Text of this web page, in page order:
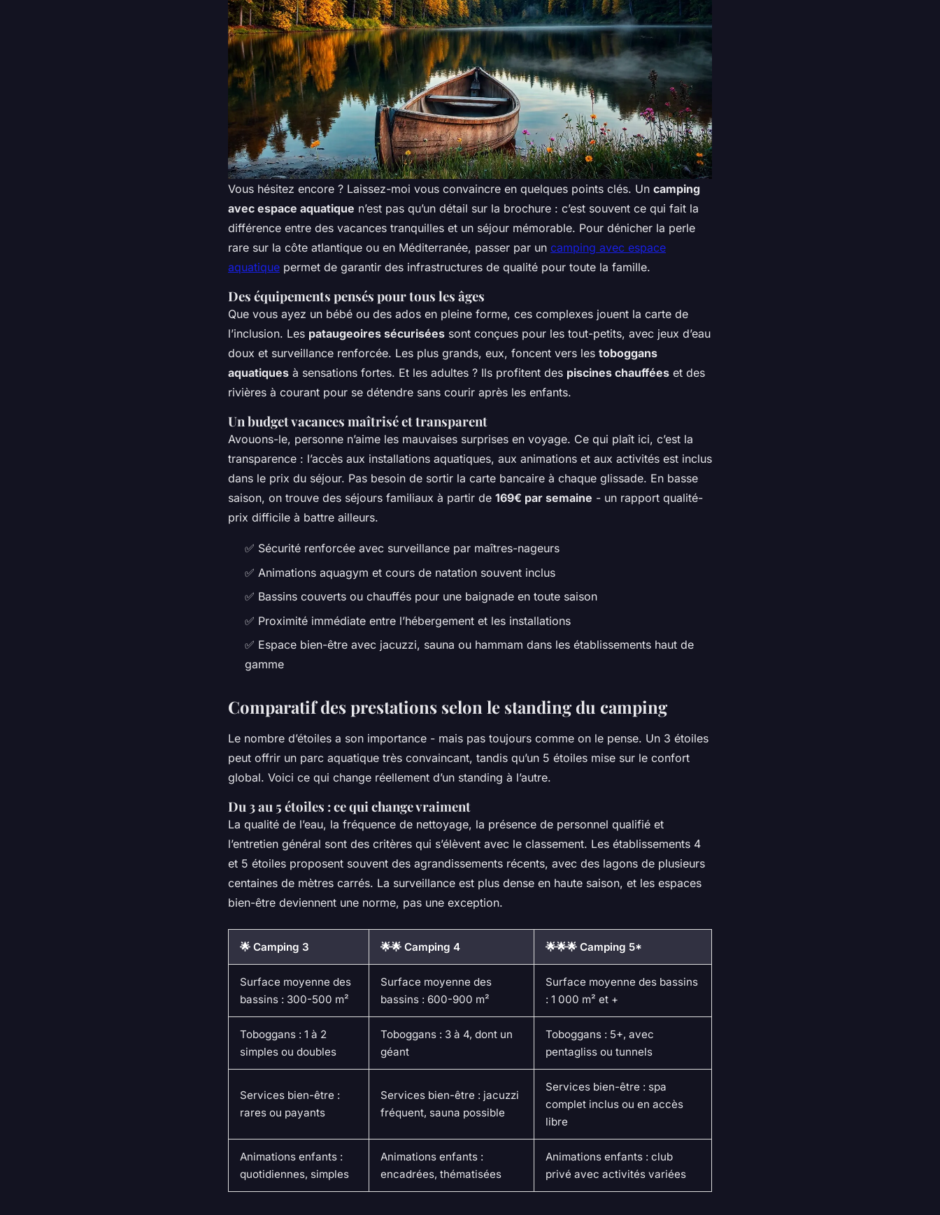
Vous hésitez encore ? Laissez-moi vous convaincre en quelques points clés. Un camping
avec espace aquatique n’est pas qu’un détail sur la brochure : c’est souvent ce qui fait la
différence entre des vacances tranquilles et un séjour mémorable. Pour dénicher la perle
rare sur la côte atlantique ou en Méditerranée, passer par un camping avec espace
aquatique permet de garantir des infrastructures de qualité pour toute la famille.
Des équipements pensés pour tous les âges
Que vous ayez un bébé ou des ados en pleine forme, ces complexes jouent la carte de
l’inclusion. Les pataugeoires sécurisées sont conçues pour les tout-petits, avec jeux d’eau
doux et surveillance renforcée. Les plus grands, eux, foncent vers les toboggans
aquatiques à sensations fortes. Et les adultes ? Ils profitent des piscines chauffées et des
rivières à courant pour se détendre sans courir après les enfants.
Un budget vacances maîtrisé et transparent
Avouons-le, personne n’aime les mauvaises surprises en voyage. Ce qui plaît ici, c’est la
transparence : l’accès aux installations aquatiques, aux animations et aux activités est inclus
dans le prix du séjour. Pas besoin de sortir la carte bancaire à chaque glissade. En basse
saison, on trouve des séjours familiaux à partir de 169€ par semaine - un rapport qualité-
prix difficile à battre ailleurs.
✅ Sécurité renforcée avec surveillance par maîtres-nageurs
✅ Animations aquagym et cours de natation souvent inclus
✅ Bassins couverts ou chauffés pour une baignade en toute saison
✅ Proximité immédiate entre l’hébergement et les installations
✅ Espace bien-être avec jacuzzi, sauna ou hammam dans les établissements haut de
gamme
Comparatif des prestations selon le standing du camping
Le nombre d’étoiles a son importance - mais pas toujours comme on le pense. Un 3 étoiles
peut offrir un parc aquatique très convaincant, tandis qu’un 5 étoiles mise sur le confort
global. Voici ce qui change réellement d’un standing à l’autre.
Du 3 au 5 étoiles : ce qui change vraiment
La qualité de l’eau, la fréquence de nettoyage, la présence de personnel qualifié et
l’entretien général sont des critères qui s’élèvent avec le classement. Les établissements 4
et 5 étoiles proposent souvent des agrandissements récents, avec des lagons de plusieurs
centaines de mètres carrés. La surveillance est plus dense en haute saison, et les espaces
bien-être deviennent une norme, pas une exception.
🌟 Camping 3 🌟🌟 Camping 4 🌟🌟🌟 Camping 5*
Surface moyenne des
bassins : 300-500 m²
Surface moyenne des
bassins : 600-900 m²
Surface moyenne des bassins
: 1 000 m² et +
Toboggans : 1 à 2
simples ou doubles
Toboggans : 3 à 4, dont un
géant
Toboggans : 5+, avec
pentagliss ou tunnels
Services bien-être :
rares ou payants
Services bien-être : jacuzzi
fréquent, sauna possible
Services bien-être : spa
complet inclus ou en accès
libre
Animations enfants :
quotidiennes, simples
Animations enfants :
encadrées, thématisées
Animations enfants : club
privé avec activités variées